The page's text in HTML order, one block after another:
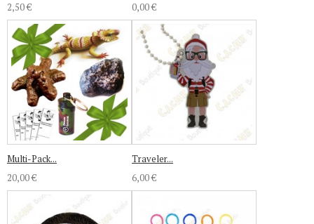
2,50 €
0,00 €
Multi-Pack...
20,00 €
Traveler...
6,00 €